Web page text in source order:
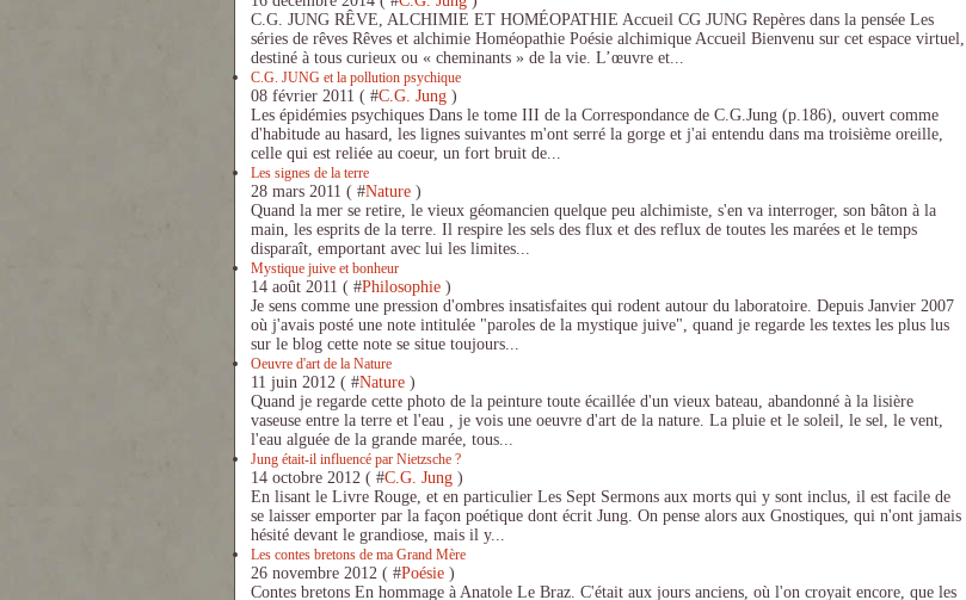
C.G. JUNG RÊVE, ALCHIMIE ET HOMÉOPATHIE Accueil CG JUNG Repères dans la pensée Les
séries de rêves Rêves et alchimie Homéopathie Poésie alchimique Accueil Bienvenu sur cet espace virtuel,
destiné à tous curieux ou « cheminants » de la vie. L’œuvre et...
C.G. JUNG et la pollution psychique
08 février 2011 ( #C.G. Jung )
Les épidémies psychiques Dans le tome III de la Correspondance de C.G.Jung (p.186), ouvert comme
d'habitude au hasard, les lignes suivantes m'ont serré la gorge et j'ai entendu dans ma troisième oreille,
celle qui est reliée au coeur, un fort bruit de...
Les signes de la terre
28 mars 2011 ( #Nature )
Quand la mer se retire, le vieux géomancien quelque peu alchimiste, s'en va interroger, son bâton à la
main, les esprits de la terre. Il respire les sels des flux et des reflux de toutes les marées et le temps
disparaît, emportant avec lui les limites...
Mystique juive et bonheur
14 août 2011 ( #Philosophie )
Je sens comme une pression d'ombres insatisfaites qui rodent autour du laboratoire. Depuis Janvier 2007
où j'avais posté une note intitulée "paroles de la mystique juive", quand je regarde les textes les plus lus
sur le blog cette note se situe toujours...
Oeuvre d'art de la Nature
11 juin 2012 ( #Nature )
Quand je regarde cette photo de la peinture toute écaillée d'un vieux bateau, abandonné à la lisière
vaseuse entre la terre et l'eau , je vois une oeuvre d'art de la nature. La pluie et le soleil, le sel, le vent,
l'eau alguée de la grande marée, tous...
Jung était-il influencé par Nietzsche ?
14 octobre 2012 ( #C.G. Jung )
En lisant le Livre Rouge, et en particulier Les Sept Sermons aux morts qui y sont inclus, il est facile de
se laisser emporter par la façon poétique dont écrit Jung. On pense alors aux Gnostiques, qui n'ont jamais
hésité devant le grandiose, mais il y...
Les contes bretons de ma Grand Mère
26 novembre 2012 ( #Poésie )
Contes bretons En hommage à Anatole Le Braz. C'était aux jours anciens, où l'on croyait encore, que les